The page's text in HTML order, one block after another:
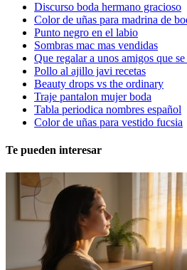
Discurso boda hermano gracioso
Color de uñas para madrina de
Punto negro en el labio
Sombras mac mas vendidas
Que regalar a unos amigos que se
Pollo al ajillo javi recetas
Beauty drops vs the ordinary
Traje pantalon mujer boda
Tabla periodica nombres español
Color de uñas para vestido fucsia
Te pueden interesar